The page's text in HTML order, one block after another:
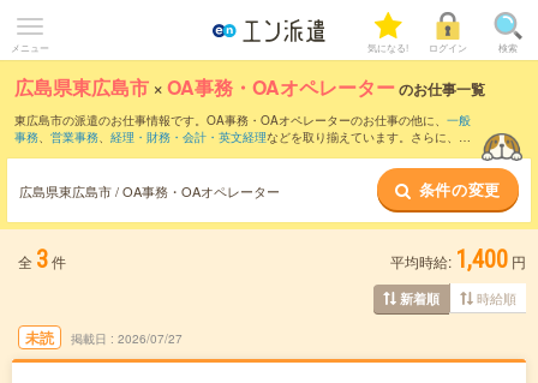
メニュー 気になる! ログイン 検索
広島県東広島市 ×OA事務・OAオペレーターのお仕事一覧
東広島市の派遣のお仕事情報です。OA事務・OAオペレーターのお仕事の他に、 一般
事務、 営業事務、 経理・財務・会計・英文経理などを取り揃えています。さらに、 短
広島県東広島市 / OA事務・OAオペレーター 条件の変更
全 3件 平均時給: 1,400 円
新着順 時給順
未読 掲載日 2026/07/27